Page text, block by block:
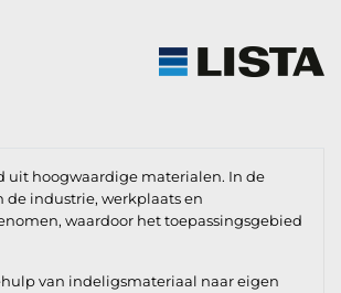
uit hoogwaardige materialen. In de
de industrie, werkplaats en
waardoor het toepassingsgebied
van indeligsmateriaal naar eigen